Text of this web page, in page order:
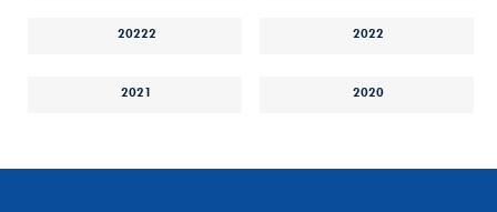
20222 2022
2021 2020